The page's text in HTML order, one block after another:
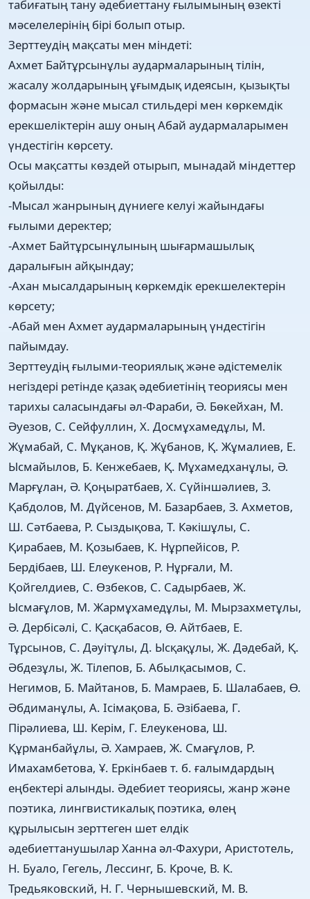
табиғатың тану әдебиеттану ғылымының өзекті
мәселелерінің бірі болып отыр.
Зерттеудің мақсаты мен міндеті:
Ахмет Байтұрсынұлы аудармаларының тілін,
жасалу жолдарының ұғымдық идеясын, қызықты
формасын және мысал стильдері мен көркемдік
ерекшеліктерін ашу оның Абай аудармаларымен
үндестігін көрсету.
Осы мақсатты көздей отырып, мынадай міндеттер
қойылды:
-Мысал жанрының дүниеге келуі жайындағы
ғылыми деректер;
-Ахмет Байтұрсынұлының шығармашылық
даралығын айқындау;
-Ахан мысалдарының көркемдік ерекшелектерін
көрсету;
-Абай мен Ахмет аудармаларының үндестігін
пайымдау.
Зерттеудің ғылыми-теориялық және әдістемелік
негіздері ретінде қазақ әдебиетінің теориясы мен
тарихы саласындағы әл-Фараби, Ә. Бөкейхан, М.
Әуезов, С. Сейфуллин, Х. Досмұхамедұлы, М.
Жұмабай, С. Мұқанов, Қ. Жұбанов, Қ. Жұмалиев, Е.
Ысмайылов, Б. Кенжебаев, Қ. Мұхамедханұлы, Ә.
Марғұлан, Ә. Қоңыратбаев, Х. Сүйіншәлиев, З.
Қабдолов, М. Дүйсенов, М. Базарбаев, З. Ахметов,
Ш. Сәтбаева, Р. Сыздықова, Т. Кәкішұлы, С.
Қирабаев, М. Қозыбаев, К. Нұрпейісов, Р.
Бердібаев, Ш. Елеукенов, Р. Нұрғали, М.
Қойгелдиев, С. Өзбеков, С. Садырбаев, Ж.
Ысмағұлов, М. Жармұхамедұлы, М. Мырзахметұлы,
Ә. Дербісәлі, С. Қасқабасов, Ө. Айтбаев, Е.
Тұрсынов, С. Дәуітұлы, Д. Ысқақұлы, Ж. Дәдебай, Қ.
Әбдезұлы, Ж. Тілепов, Б. Абылқасымов, С.
Негимов, Б. Майтанов, Б. Мамраев, Б. Шалабаев, Ө.
Әбдиманұлы, А. Ісімақова, Б. Әзібаева, Г.
Пірәлиева, Ш. Керім, Г. Елеукенова, Ш.
Құрманбайұлы, Ә. Хамраев, Ж. Смағұлов, Р.
Имахамбетова, Ұ. Еркінбаев т. б. ғалымдардың
еңбектері алынды. Әдебиет теориясы, жанр және
поэтика, лингвистикалық поэтика, өлең
құрылысын зерттеген шет елдік
әдебиеттанушылар Ханна әл-Фахури, Аристотель,
Н. Буало, Гегель, Лессинг, Б. Кроче, В. К.
Тредьяковский, Н. Г. Чернышевский, М. В.